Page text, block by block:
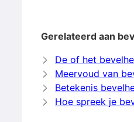
Gerelateerd aan
De of het
Meervoud van
Betekenis
Hoe spreek je